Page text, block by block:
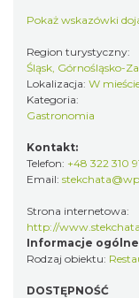
Pokaż wskazówki
Region turystyczny:
Śląsk, Górnośląsko-
Lokalizacja: W
Kategoria:
Gastronomia
Kontakt:
Telefon: +48 322 310
Email:
Strona internetowa:
http://
Informacje
Rodzaj obiektu:
DOSTĘPNOŚĆ